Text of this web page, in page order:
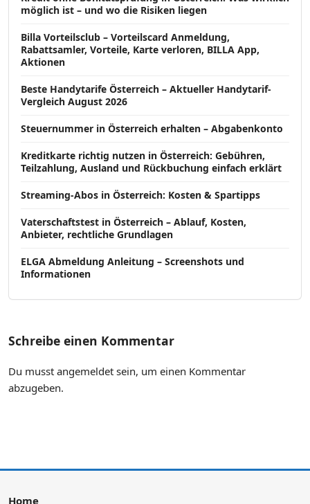
möglich ist – und wo die Risiken liegen
Billa Vorteilsclub – Vorteilscard Anmeldung,
Rabattsamler, Vorteile, Karte verloren, BILLA App,
Aktionen
Beste Handytarife Österreich – Aktueller Handytarif-
Vergleich August 2026
Steuernummer in Österreich erhalten – Abgabenkonto
Kreditkarte richtig nutzen in Österreich: Gebühren,
Teilzahlung, Ausland und Rückbuchung einfach erklärt
Streaming-Abos in Österreich: Kosten & Spartipps
Vaterschaftstest in Österreich – Ablauf, Kosten,
Anbieter, rechtliche Grundlagen
ELGA Abmeldung Anleitung – Screenshots und
Informationen
Schreibe einen Kommentar
Du musst angemeldet sein, um einen Kommentar
abzugeben.
Home